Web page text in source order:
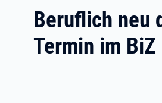
Beruflich neu
Termin im BiZ